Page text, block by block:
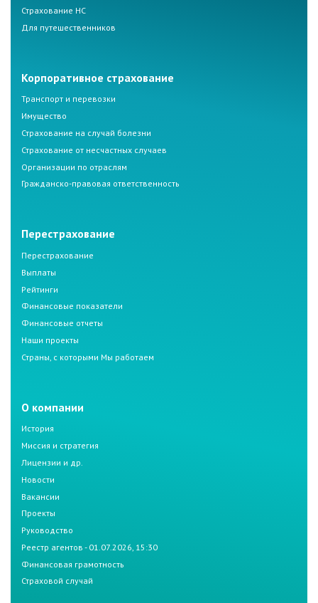
Страхование НС
Для путешественников
Корпоративное страхование
Транспорт и перевозки
Имущество
Страхование на случай болезни
Страхование от несчастных случаев
Организации по отраслям
Гражданско-правовая ответственность
Перестрахование
Перестрахование
Выплаты
Рейтинги
Финансовые показатели
Финансовые отчеты
Наши проекты
Страны, с которыми Мы работаем
О компании
История
Миссия и стратегия
Лицензии и др.
Новости
Вакансии
Проекты
Руководство
Реестр агентов - 01.07.2026, 15:30
Финансовая грамотность
Страховой случай